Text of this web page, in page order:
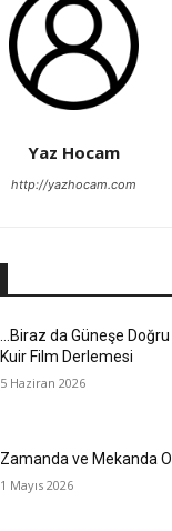
Yaz Hocam
http://yazhocam.com
…Biraz da Güneşe
Kuir Film Derlemesi
5 Haziran 2026
Zamanda ve Mekanda
1 Mayıs 2026